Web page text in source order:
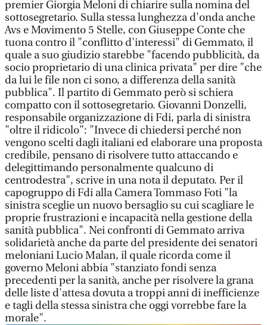
premier Giorgia Meloni di chiarire sulla nomina del
sottosegretario. Sulla stessa lunghezza d'onda anche
Avs e Movimento 5 Stelle, con Giuseppe Conte che
tuona contro il "conflitto d'interessi" di Gemmato, il
quale a suo giudizio starebbe "facendo pubblicità, da
socio proprietario di una clinica privata" per dire "che
da lui le file non ci sono, a differenza della sanità
pubblica". Il partito di Gemmato però si schiera
compatto con il sottosegretario. Giovanni Donzelli,
responsabile organizzazione di Fdi, parla di sinistra
"oltre il ridicolo": "Invece di chiedersi perché non
vengono scelti dagli italiani ed elaborare una proposta
credibile, pensano di risolvere tutto attaccando e
delegittimando personalmente qualcuno di
centrodestra", scrive in una nota il deputato. Per il
capogruppo di Fdi alla Camera Tommaso Foti "la
sinistra sceglie un nuovo bersaglio su cui scagliare le
proprie frustrazioni e incapacità nella gestione della
sanità pubblica". Nei confronti di Gemmato arriva
solidarietà anche da parte del presidente dei senatori
meloniani Lucio Malan, il quale ricorda come il
governo Meloni abbia "stanziato fondi senza
precedenti per la sanità, anche per risolvere la grana
delle liste d'attesa dovuta a troppi anni di inefficienze
e tagli della stessa sinistra che oggi vorrebbe fare la
morale".